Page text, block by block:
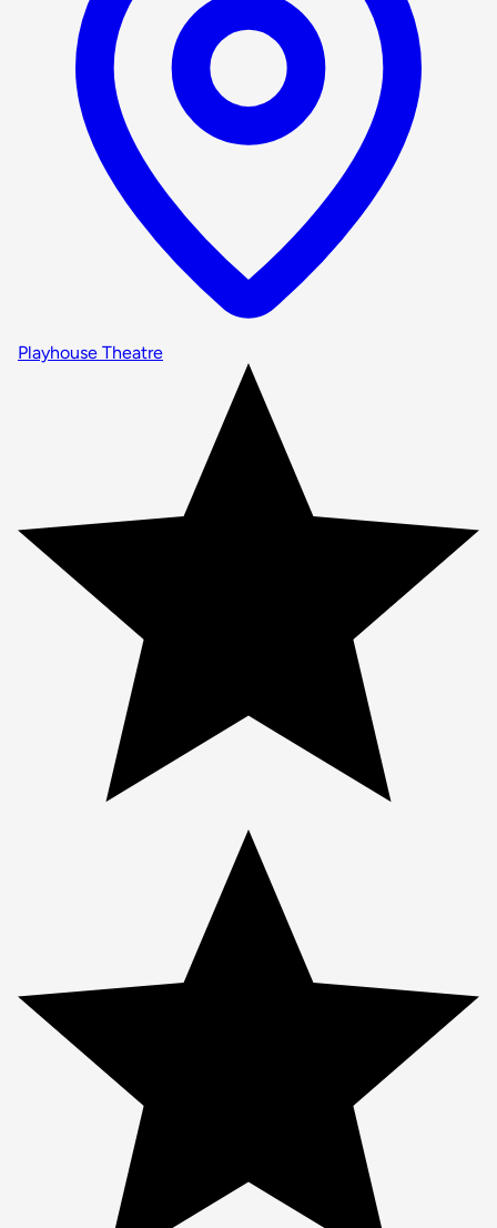
Playhouse Theatre